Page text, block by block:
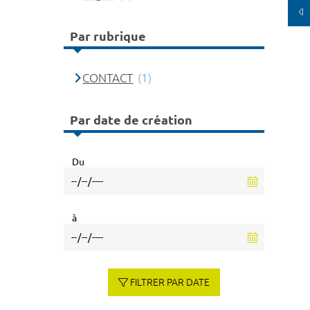
Par rubrique
CONTACT (1)
Par date de création
Du
à
FILTRER PAR DATE